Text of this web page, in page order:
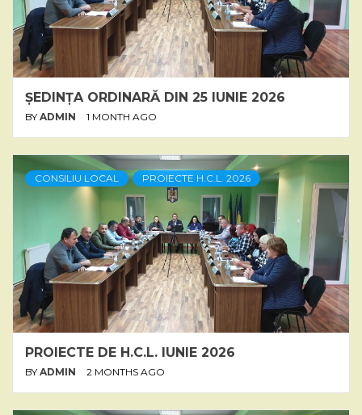
ȘEDINȚA ORDINARĂ DIN 25 IUNIE 2026
BY ADMIN 1 MONTH AGO
CONSILIU LOCAL PROIECTE H.C.L. 2026
PROIECTE DE H.C.L. IUNIE 2026
BY ADMIN 2 MONTHS AGO